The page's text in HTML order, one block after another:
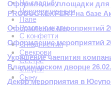
На свадьбу
Новорожденным
Папе
Розовые шары
С конфетти
С надписями
Свекрови
Сестре
Скидки
Сыну
Оформление площадки для
PRODUCT.EXPERT на базе
Оформление мероприятий
Оформление мероприятий
Украшение чаепития
Владимирском дворце
Декор мероприятия в